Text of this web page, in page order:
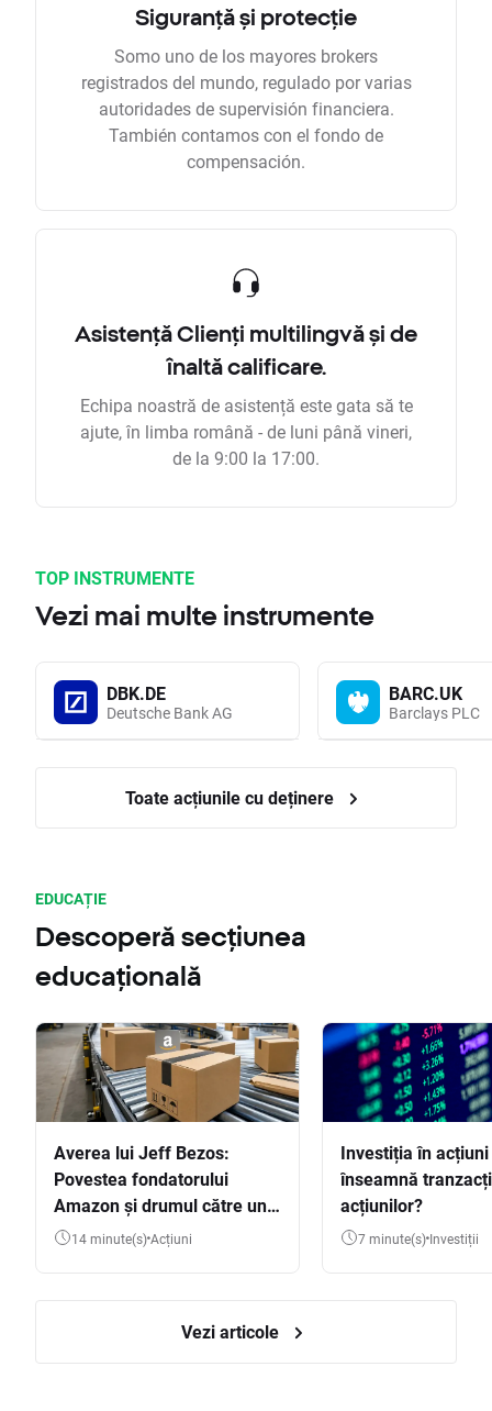
Siguranță și protecție
Somo uno de los mayores brokers
registrados del mundo, regulado por varias
autoridades de supervisión financiera.
También contamos con el fondo de
compensación.
Asistență Clienți multilingvă și de
înaltă calificare.
Echipa noastră de asistență este gata să te
ajute, în limba română - de luni până vineri,
de la 9:00 la 17:00.
TOP INSTRUMENTE
Vezi mai multe instrumente
DBK.DE
Deutsche Bank AG
BARC.UK
Barclays PLC
Toate acțiunile cu deținere
EDUCAȚIE
Descoperă secțiunea
educațională
Averea lui Jeff Bezos:
Povestea fondatorului
Amazon și drumul către una
dintre cele mai mari averi
14 minute(s) Acțiuni
Investiția în
înseamnă
acțiunilor?
7 minute(s) Investiții
Vezi articole